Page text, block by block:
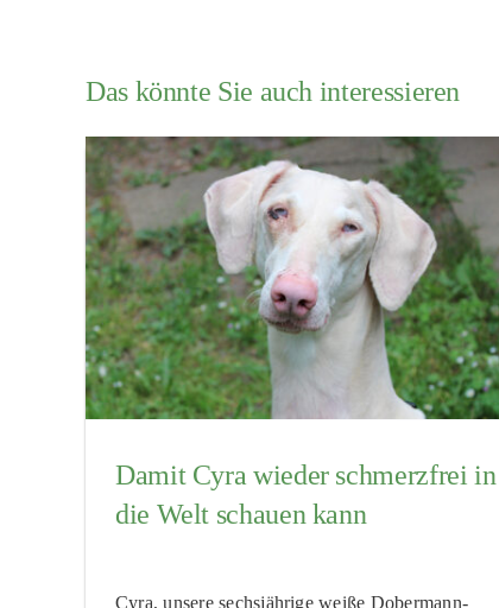
Das könnte Sie auch interessieren
Damit Cyra wieder schmerzfrei in
die Welt schauen kann
Cyra, unsere sechsjährige weiße Dobermann-